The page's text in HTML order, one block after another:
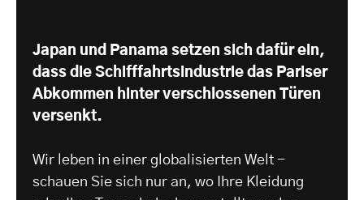
Japan und Panama setzen sich dafür ein,
dass die Schifffahrtsindustrie das Pariser
Abkommen hinter verschlossenen Türen
versenkt.
Wir leben in einer globalisierten Welt -
schauen Sie sich nur an, wo Ihre Kleidung